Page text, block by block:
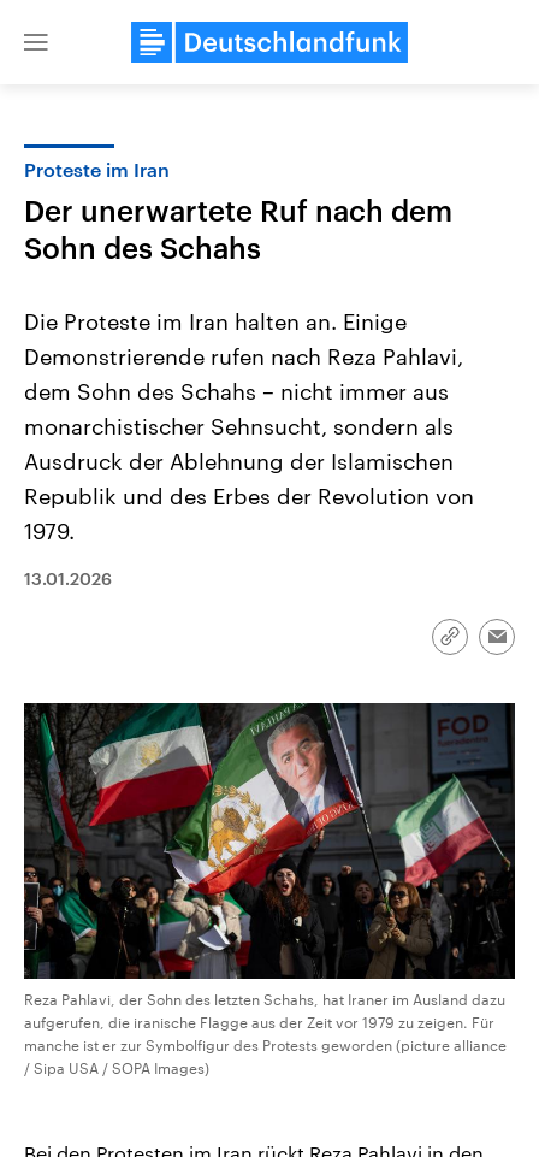
Close
USA
Aktuelle Beiträge, Analysen und
Hintergründe
gehören die Vereinigten Staaten zu
mit großem Einfluss auf das
Nahostkonflikt
Aktuelle Lage und
Der Überfall der
Oktober 2023 auf Israel
Proteste im Iran
Der unerwartete Ruf nach dem
Sohn des Schahs
Die Proteste im Iran halten an. Einige
Demonstrierende rufen nach Reza Pahlavi,
dem Sohn des Schahs – nicht immer aus
monarchistischer Sehnsucht, sondern als
Ausdruck der Ablehnung der Islamischen
Republik und des Erbes der Revolution von
1979.
13.01.2026
Link
Reza Pahlavi, der Sohn des letzten Schahs, hat Iraner im Ausland dazu
aufgerufen, die iranische Flagge aus der Zeit vor 1979 zu zeigen. Für
manche ist er zur Symbolfigur des Protests geworden (picture alliance
/ Sipa USA / SOPA Images)